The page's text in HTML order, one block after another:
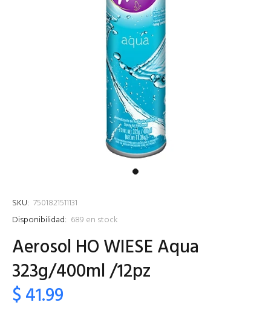
SKU: 7501821511131
Disponibilidad: 689 en stock
Aerosol HO WIESE Aqua
323g/400ml /12pz
$ 41.99